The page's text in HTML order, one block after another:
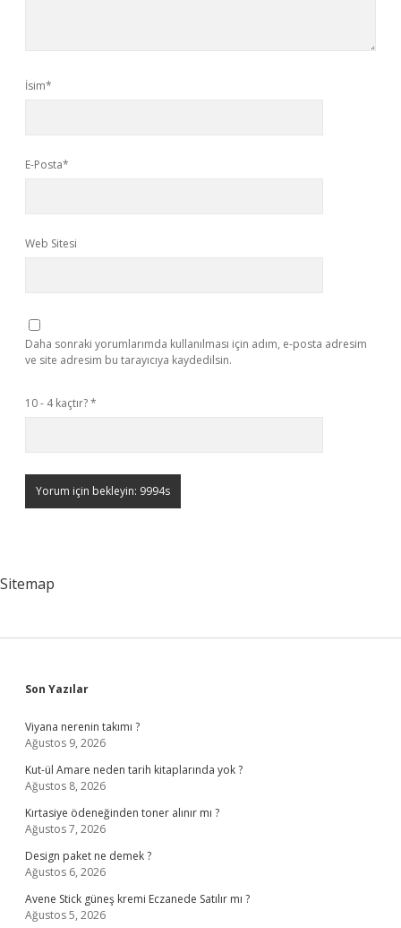
İsim*
E-Posta*
Web Sitesi
Daha sonraki yorumlarımda kullanılması için adım, e-posta adresim
ve site adresim bu tarayıcıya kaydedilsin.
10 - 4 kaçtır?*
Sitemap
Sidebar
Son Yazılar
Viyana nerenin takımı ?
Ağustos 9, 2026
Kut-ül Amare neden tarih kitaplarında yok ?
Ağustos 8, 2026
Kırtasiye ödeneğinden toner alınır mı ?
Ağustos 7, 2026
Design paket ne demek ?
Ağustos 6, 2026
Avene Stick güneş kremi Eczanede Satılır mı ?
Ağustos 5, 2026